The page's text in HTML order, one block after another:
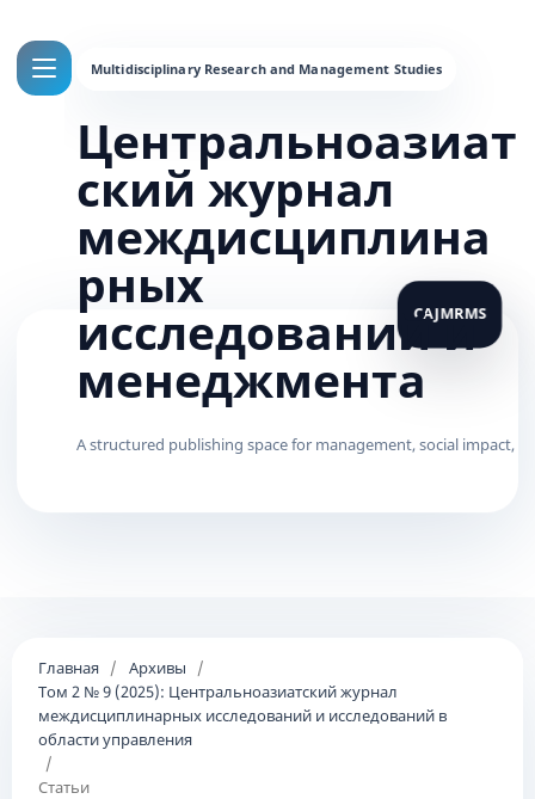
Центральноазиат
ский журнал
междисциплина
рных
исследований и
менеджмента
Главная / Архивы
/
Том 2 № 9 (2025): Центральноазиатский журнал
междисциплинарных исследований и исследований в
области управления
/
Статьи